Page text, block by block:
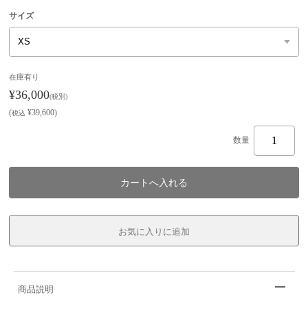
サイズ
在庫有り
¥36,000(税別)
(税込 ¥39,600)
数量
商品説明